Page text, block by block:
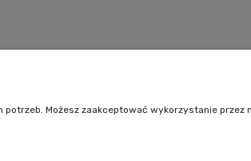
Możesz zaakceptować wykorzystanie